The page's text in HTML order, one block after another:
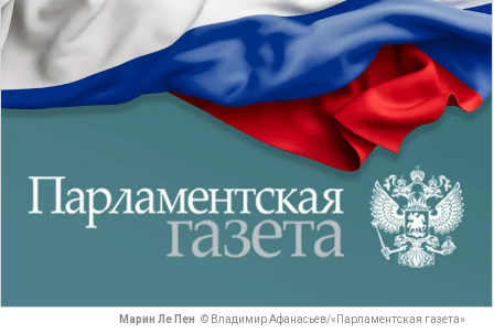
Марин Ле Пен © Владимир Афанасьев/«Парламентская газета»